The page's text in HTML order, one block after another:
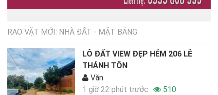
RAO VẶT MỚI: NHÀ ĐẤT - MẶT BẰNG
LÔ ĐẤT VIEW ĐẸP HẺM 206 LÊ
THÁNH TÔN
Văn
1 giờ 22 phút trước
510